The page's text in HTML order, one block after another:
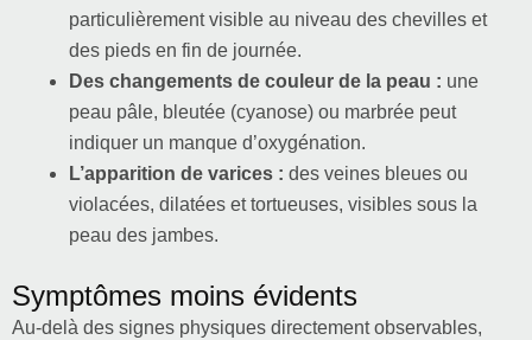
particulièrement visible au niveau des chevilles et
des pieds en fin de journée.
Des changements de couleur de la peau : une
peau pâle, bleutée (cyanose) ou marbrée peut
indiquer un manque d’oxygénation.
L’apparition de varices : des veines bleues ou
violacées, dilatées et tortueuses, visibles sous la
peau des jambes.
Symptômes moins évidents
Au-delà des signes physiques directement observables,